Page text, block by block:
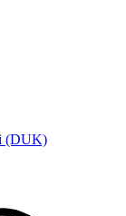
(DUK)